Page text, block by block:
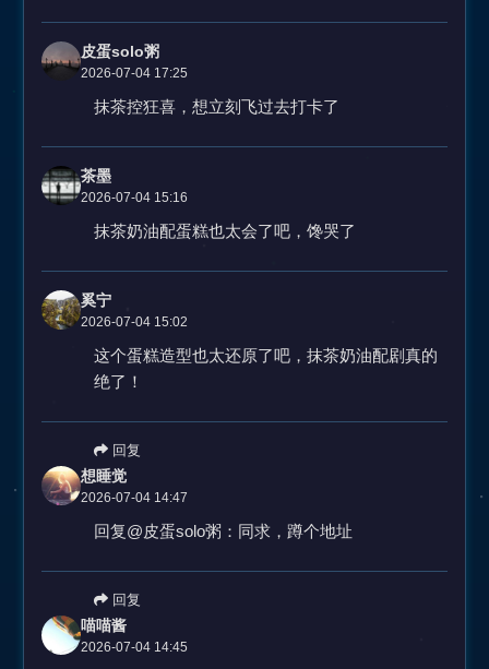
皮蛋solo粥
2026-07-04 17:25
抹茶控狂喜，想立刻飞过去打卡了
茶墨
2026-07-04 15:16
抹茶奶油配蛋糕也太会了吧，馋哭了
奚宁
2026-07-04 15:02
这个蛋糕造型也太还原了吧，抹茶奶油配剧真的
绝了！
回复
想睡觉
2026-07-04 14:47
回复@皮蛋solo粥：同求，蹲个地址
回复
喵喵酱
2026-07-04 14:45